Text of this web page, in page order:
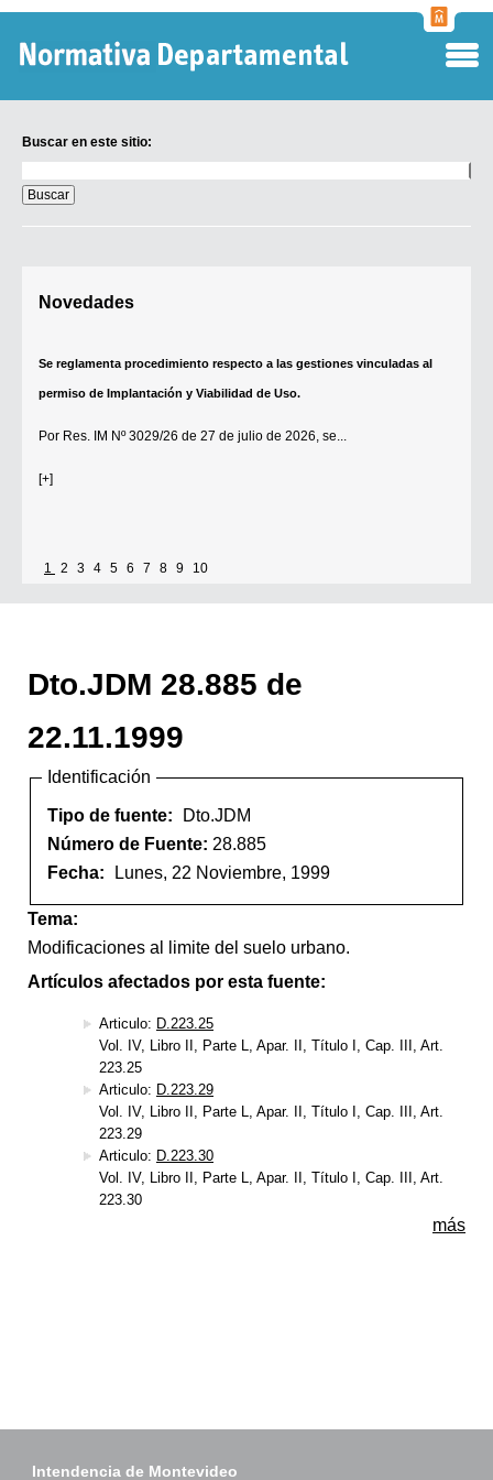
Buscar en este sitio:
en
este
sitio:
Novedades
Se reglamenta procedimiento respecto a las gestiones vinculadas al
permiso de Implantación y Viabilidad de Uso.
Por Res. IM Nº 3029/26 de 27 de julio de 2026, se...
[+]
1 2 3 4 5 6 7 8 9 10
Dto.JDM 28.885 de
22.11.1999
Identificación
Tipo de fuente:
Dto.JDM
Número de Fuente: 28.885
Fecha:
Lunes, 22 Noviembre, 1999
Tema:
Modificaciones al limite del suelo urbano.
Artículos afectados por esta fuente:
Articulo: D.223.25
Vol. IV, Libro II, Parte L, Apar. II, Título I, Cap. III, Art.
223.25
Articulo: D.223.29
Vol. IV, Libro II, Parte L, Apar. II, Título I, Cap. III, Art.
223.29
Articulo: D.223.30
Vol. IV, Libro II, Parte L, Apar. II, Título I, Cap. III, Art.
223.30
más
Intendencia de Montevideo